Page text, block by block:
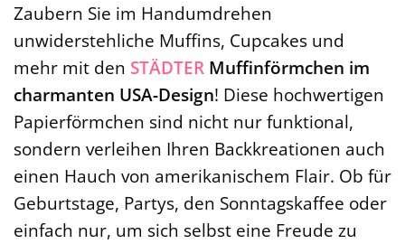
Zaubern Sie im Handumdrehen
unwiderstehliche Muffins, Cupcakes und
mehr mit den STÄDTER Muffinförmchen im
charmanten USA-Design! Diese hochwertigen
Papierförmchen sind nicht nur funktional,
sondern verleihen Ihren Backkreationen auch
einen Hauch von amerikanischem Flair. Ob für
Geburtstage, Partys, den Sonntagskaffee oder
einfach nur, um sich selbst eine Freude zu